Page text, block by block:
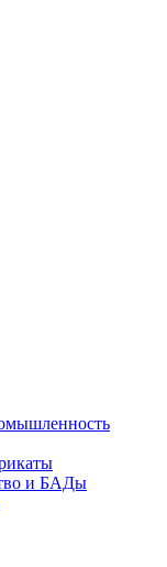
и БАДы